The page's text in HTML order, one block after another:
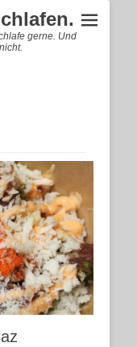
gerne. Und